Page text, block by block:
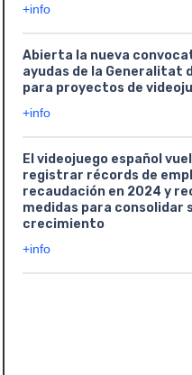
+info
Abierta la nueva
ayudas de la Generalitat
para proyectos de
+info
El videojuego español
registrar récords de
recaudación en 2024 y
medidas para consolidar
crecimiento
+info